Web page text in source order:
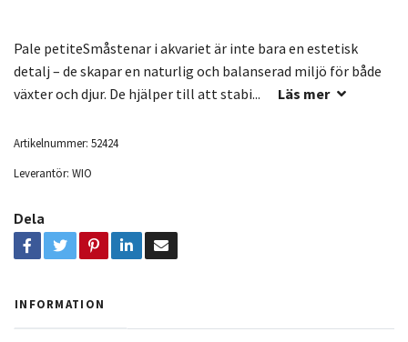
Pale petiteSmåstenar i akvariet är inte bara en estetisk
detalj – de skapar en naturlig och balanserad miljö för både
växter och djur. De hjälper till att stabi...
Läs mer
Artikelnummer: 52424
Leverantör: WIO
Dela
INFORMATION